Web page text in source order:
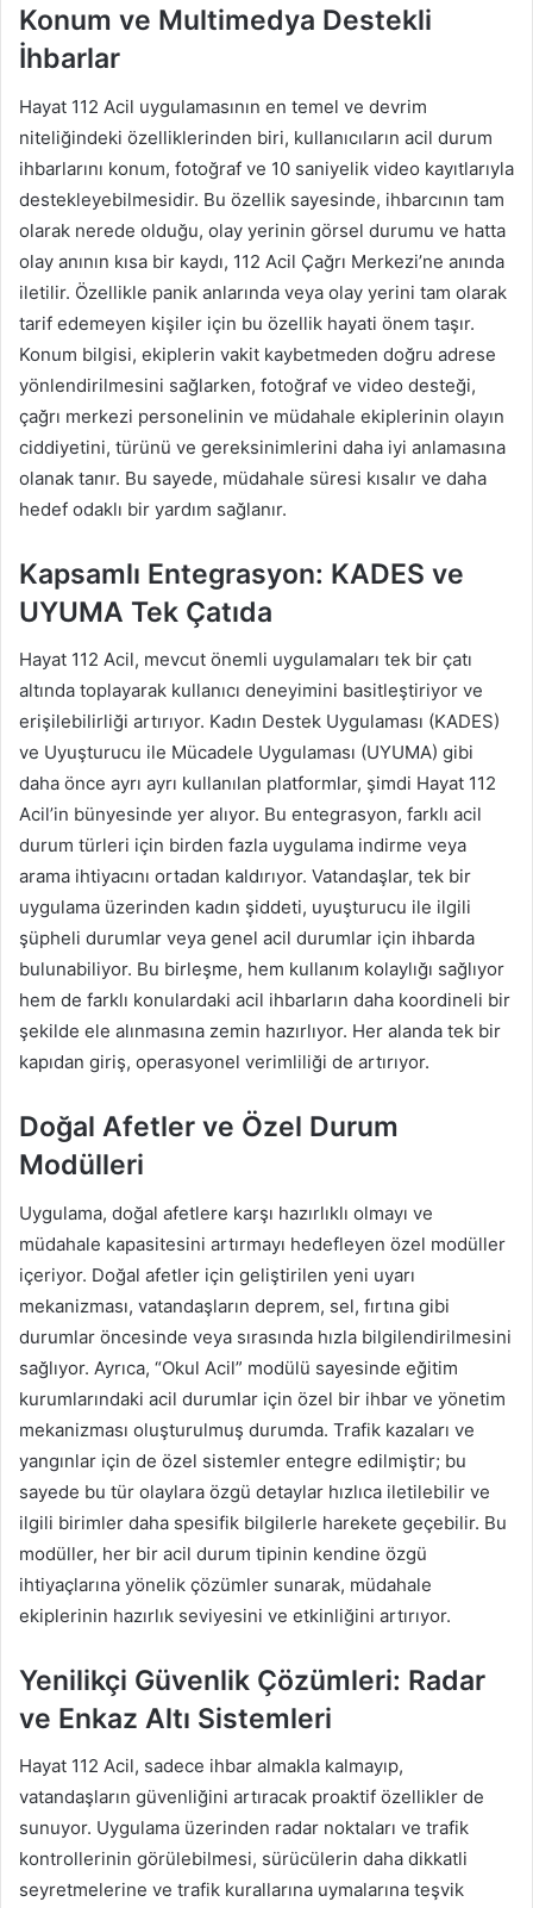
Konum ve Multimedya Destekli
İhbarlar
Hayat 112 Acil uygulamasının en temel ve devrim
niteliğindeki özelliklerinden biri, kullanıcıların acil durum
ihbarlarını konum, fotoğraf ve 10 saniyelik video kayıtlarıyla
destekleyebilmesidir. Bu özellik sayesinde, ihbarcının tam
olarak nerede olduğu, olay yerinin görsel durumu ve hatta
olay anının kısa bir kaydı, 112 Acil Çağrı Merkezi’ne anında
iletilir. Özellikle panik anlarında veya olay yerini tam olarak
tarif edemeyen kişiler için bu özellik hayati önem taşır.
Konum bilgisi, ekiplerin vakit kaybetmeden doğru adrese
yönlendirilmesini sağlarken, fotoğraf ve video desteği,
çağrı merkezi personelinin ve müdahale ekiplerinin olayın
ciddiyetini, türünü ve gereksinimlerini daha iyi anlamasına
olanak tanır. Bu sayede, müdahale süresi kısalır ve daha
hedef odaklı bir yardım sağlanır.
Kapsamlı Entegrasyon: KADES ve
UYUMA Tek Çatıda
Hayat 112 Acil, mevcut önemli uygulamaları tek bir çatı
altında toplayarak kullanıcı deneyimini basitleştiriyor ve
erişilebilirliği artırıyor. Kadın Destek Uygulaması (KADES)
ve Uyuşturucu ile Mücadele Uygulaması (UYUMA) gibi
daha önce ayrı ayrı kullanılan platformlar, şimdi Hayat 112
Acil’in bünyesinde yer alıyor. Bu entegrasyon, farklı acil
durum türleri için birden fazla uygulama indirme veya
arama ihtiyacını ortadan kaldırıyor. Vatandaşlar, tek bir
uygulama üzerinden kadın şiddeti, uyuşturucu ile ilgili
şüpheli durumlar veya genel acil durumlar için ihbarda
bulunabiliyor. Bu birleşme, hem kullanım kolaylığı sağlıyor
hem de farklı konulardaki acil ihbarların daha koordineli bir
şekilde ele alınmasına zemin hazırlıyor. Her alanda tek bir
kapıdan giriş, operasyonel verimliliği de artırıyor.
Doğal Afetler ve Özel Durum
Modülleri
Uygulama, doğal afetlere karşı hazırlıklı olmayı ve
müdahale kapasitesini artırmayı hedefleyen özel modüller
içeriyor. Doğal afetler için geliştirilen yeni uyarı
mekanizması, vatandaşların deprem, sel, fırtına gibi
durumlar öncesinde veya sırasında hızla bilgilendirilmesini
sağlıyor. Ayrıca, “Okul Acil” modülü sayesinde eğitim
kurumlarındaki acil durumlar için özel bir ihbar ve yönetim
mekanizması oluşturulmuş durumda. Trafik kazaları ve
yangınlar için de özel sistemler entegre edilmiştir; bu
sayede bu tür olaylara özgü detaylar hızlıca iletilebilir ve
ilgili birimler daha spesifik bilgilerle harekete geçebilir. Bu
modüller, her bir acil durum tipinin kendine özgü
ihtiyaçlarına yönelik çözümler sunarak, müdahale
ekiplerinin hazırlık seviyesini ve etkinliğini artırıyor.
Yenilikçi Güvenlik Çözümleri: Radar
ve Enkaz Altı Sistemleri
Hayat 112 Acil, sadece ihbar almakla kalmayıp,
vatandaşların güvenliğini artıracak proaktif özellikler de
sunuyor. Uygulama üzerinden radar noktaları ve trafik
kontrollerinin görülebilmesi, sürücülerin daha dikkatli
seyretmelerine ve trafik kurallarına uymalarına teşvik